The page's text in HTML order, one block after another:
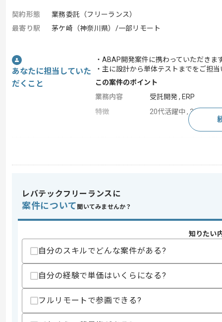
契約形態
業務委託（フリーランス）
最寄り駅
茅ケ崎（神奈川県）/一部リモート
あなたに担当していた
だくこと
・ABAP開発案件に携わっていただきま
・主に設計から単体テストまでをご担
この案件のポイント
業務内容
受託開発 , ERP
特徴
20代活躍中 , 30代活躍
・ABAPを用いた開発経験
その他募集要項
商談回数
2回
募集人数
1人
作業開始日
2025/11/28
レバテックフリーランスに
案件について 聞いてみませんか？
知りたい
自分のスキルでどんな案件がある?
自分の経験で単価はいくらになる?
フルリモートで参画できる?